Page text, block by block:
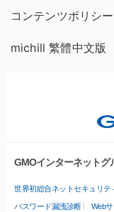
コンテンツポリシー
michill 繁體中文版
GMOインターネットグ
世界初総合ネットセキュリテ
パスワード漏洩診断 Web